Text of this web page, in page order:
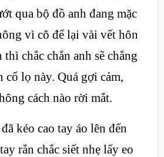
qua bộ đồ anh đang mặc
vì cô để lại vài vết hôn
chắc chắn anh sẽ chẳng
cổ lọ này. Quá gợi cảm,
cách nào rời mắt.
kéo cao tay áo lên đến
rắn chắc siết nhẹ lấy eo